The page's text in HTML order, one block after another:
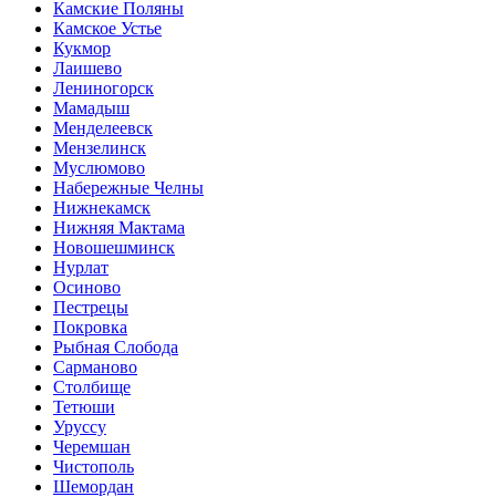
Камские Поляны
Камское Устье
Кукмор
Лаишево
Лениногорск
Мамадыш
Менделеевск
Мензелинск
Муслюмово
Набережные Челны
Нижнекамск
Нижняя Мактама
Новошешминск
Нурлат
Осиново
Пестрецы
Покровка
Рыбная Слобода
Сарманово
Столбище
Тетюши
Уруссу
Черемшан
Чистополь
Шемордан